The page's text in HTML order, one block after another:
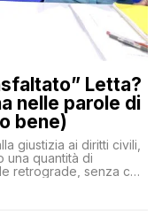
Letta?
nelle parole di
bene)
giustizia ai diritti civili,
una quantità di
retrograde, senza che
abbia fatto notare